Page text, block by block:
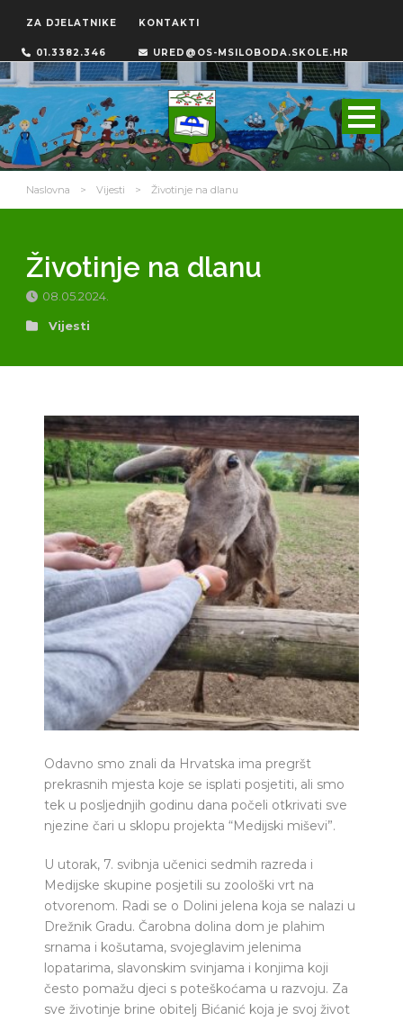
ZA DJELATNIKE KONTAKTI
01.3382.346 URED@OS-MSILOBODA.SKOLE.HR
Naslovna > Vijesti > Životinje na dlanu
Životinje na dlanu
08.05.2024.
Vijesti
Odavno smo znali da Hrvatska ima pregršt
prekrasnih mjesta koje se isplati posjetiti, ali smo
tek u posljednjih godinu dana počeli otkrivati sve
njezine čari u sklopu projekta “Medijski miševi”.
U utorak, 7. svibnja učenici sedmih razreda i
Medijske skupine posjetili su zoološki vrt na
otvorenom. Radi se o Dolini jelena koja se nalazi u
Drežnik Gradu. Čarobna dolina dom je plahim
srnama i košutama, svojeglavim jelenima
lopatarima, slavonskim svinjama i konjima koji
često pomažu djeci s poteškoćama u razvoju. Za
sve životinje brine obitelj Bićanić koja je svoj život